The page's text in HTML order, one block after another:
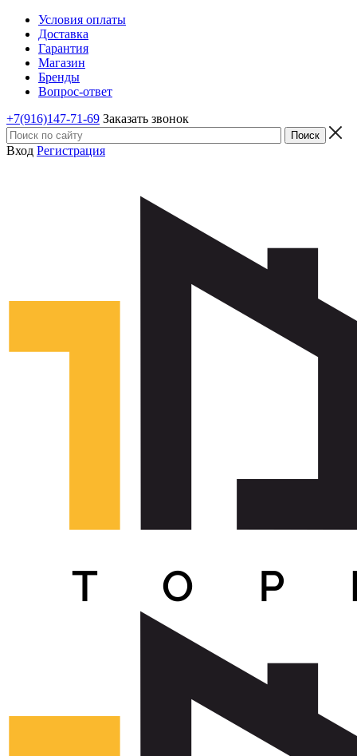
Условия оплаты
Доставка
Гарантия
Магазин
Бренды
Вопрос-ответ
+7(916)147-71-69 Заказать звонок
Вход Регистрация